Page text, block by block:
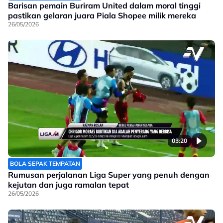
Barisan pemain Buriram United dalam moral tinggi
pastikan gelaran juara Piala Shopee milik mereka
26/05/2026
03:20
BOLA SEPAK TEMPATAN
Rumusan perjalanan Liga Super yang penuh dengan
kejutan dan juga ramalan tepat
26/05/2026